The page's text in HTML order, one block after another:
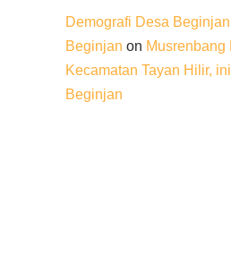
Demografi Desa
Beginjan on Musrenbang
Kecamatan Tayan Hilir,
Beginjan